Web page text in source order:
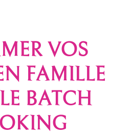
VOS
FAMILLE
BATCH